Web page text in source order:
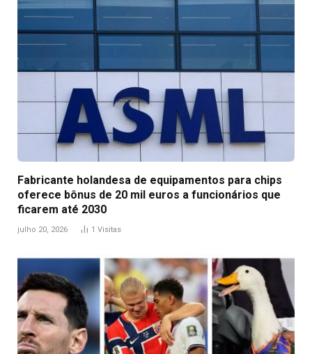
Fabricante holandesa de equipamentos para chips
oferece bônus de 20 mil euros a funcionários que
ficarem até 2030
julho 20, 2026 1 Visitas